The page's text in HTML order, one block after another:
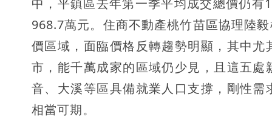
中，平鎮區去年第一季平均成交總價仍
968.7萬元。住商不動產桃竹苗區協理陸
價區域，面臨價格反轉趨勢明顯，其中
市，能千萬成家的區域仍少見，且這五
音、大溪等區具備就業人口支撐，剛性
相當可期。